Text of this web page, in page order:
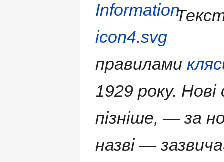
правилами
1929 року.
пізніше, — за
назві —